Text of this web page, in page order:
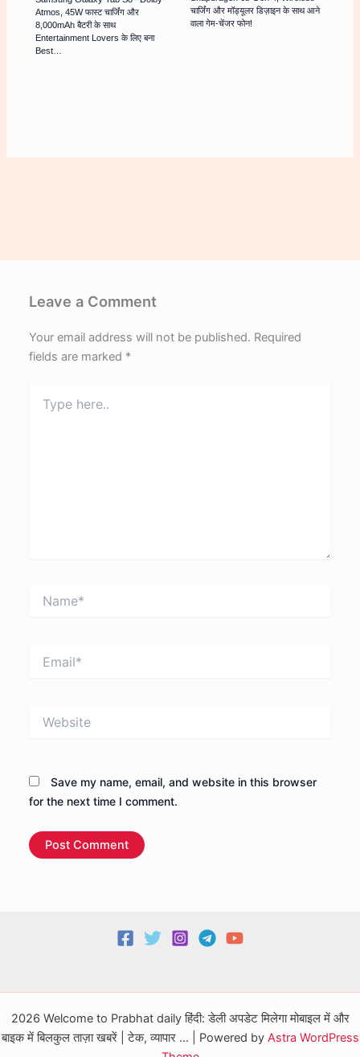
Atmos, 45W फास्ट चार्जिंग और
8,000mAh बैटरी के साथ
Entertainment Lovers के लिए बना
Best…
चार्जिंग और मॉड्यूलर डिज़ाइन के साथ आने
वाला गेम-चेंजर फोन!
Leave a Comment
Your email address will not be published. Required
fields are marked *
here..
Save my name, email, and website in this browser
for the next time I comment.
2026 Welcome to Prabhat daily हिंदी: डेली अपडेट मिलेगा मोबाइल में और
बाइक में बिलकुल ताज़ा खबरें | टेक, व्यापार ... | Powered by Astra WordPress